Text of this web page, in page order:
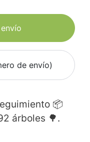
de envío)
📦
árboles 🌳.